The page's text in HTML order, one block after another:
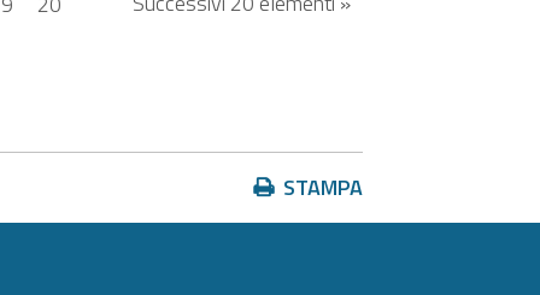
Azioni
sul
STAMPA